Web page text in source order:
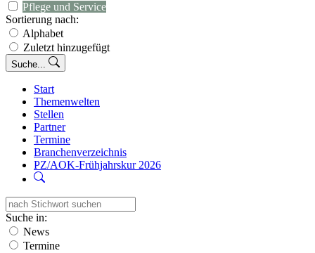
Pflege und Service
Sortierung nach:
Alphabet
Zuletzt hinzugefügt
Suche...
Start
Themenwelten
Stellen
Partner
Termine
Branchenverzeichnis
PZ/AOK-Frühjahrskur 2026
Suche in:
News
Termine